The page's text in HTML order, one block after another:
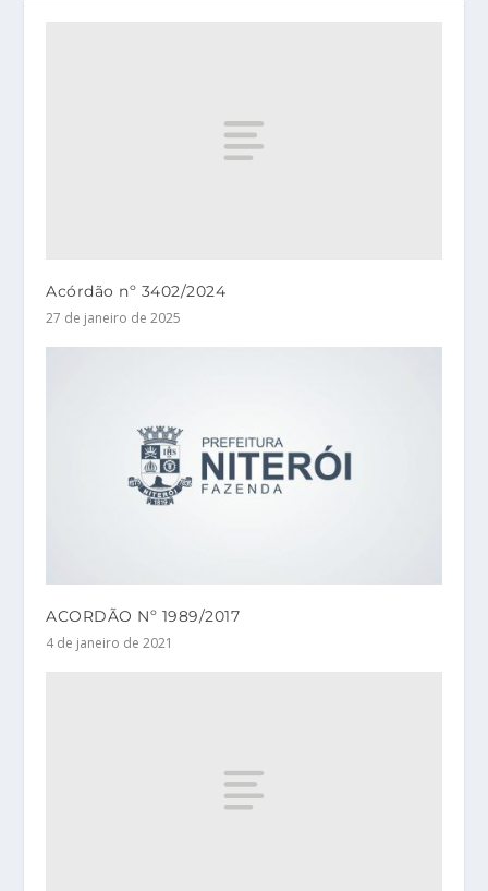
Acórdão nº 3402/2024
27 de janeiro de 2025
ACORDÃO Nº 1989/2017
4 de janeiro de 2021